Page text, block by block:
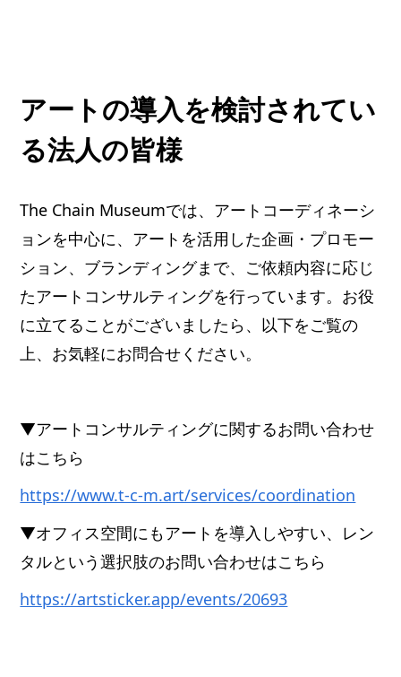
アートの導入を検討されてい
る法人の皆様
The Chain Museumでは、アートコーディネーシ
ョンを中心に、アートを活用した企画・プロモー
ション、ブランディングまで、ご依頼内容に応じ
たアートコンサルティングを行っています。お役
に立てることがございましたら、以下をご覧の
上、お気軽にお問合せください。
▼アートコンサルティングに関するお問い合わせ
はこちら
https://www.t-c-m.art/services/coordination
▼オフィス空間にもアートを導入しやすい、レン
タルという選択肢のお問い合わせはこちら
https://artsticker.app/events/20693